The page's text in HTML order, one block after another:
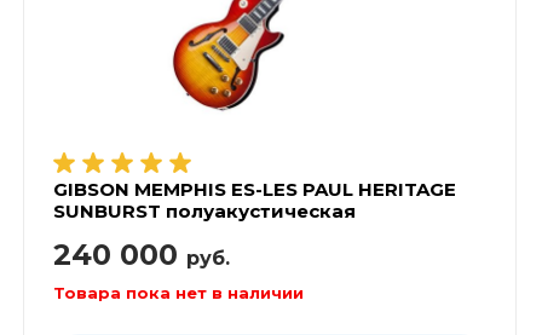
GIBSON MEMPHIS ES-LES PAUL HERITAGE
SUNBURST полуакустическая
240 000 руб.
Товара пока нет в наличии